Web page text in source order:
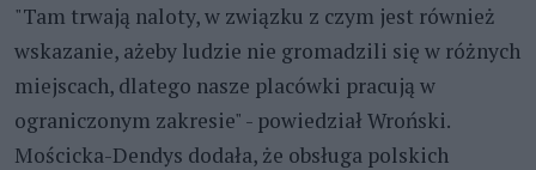
"Tam trwają naloty, w związku z czym jest również
wskazanie, ażeby ludzie nie gromadzili się w różnych
miejscach, dlatego nasze placówki pracują w
ograniczonym zakresie" - powiedział Wroński.
Mościcka-Dendys dodała, że obsługa polskich